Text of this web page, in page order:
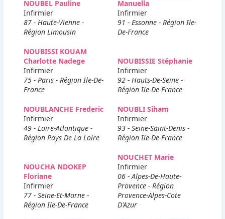
NOUBEL Pauline
Infirmier
87 - Haute-Vienne -
Région Limousin
Manuella
Infirmier
91 - Essonne - Région Ile-
De-France
NOUBISSI KOUAM
Charlotte Nadege
Infirmier
75 - Paris - Région Ile-De-
France
NOUBISSIE Stéphanie
Infirmier
92 - Hauts-De-Seine -
Région Ile-De-France
NOUBLANCHE Frederic
Infirmier
49 - Loire-Atlantique -
Région Pays De La Loire
NOUBLI Siham
Infirmier
93 - Seine-Saint-Denis -
Région Ile-De-France
NOUCHA NDOKEP
Floriane
Infirmier
77 - Seine-Et-Marne -
Région Ile-De-France
NOUCHET Marie
Infirmier
06 - Alpes-De-Haute-
Provence - Région
Provence-Alpes-Cote
D'Azur